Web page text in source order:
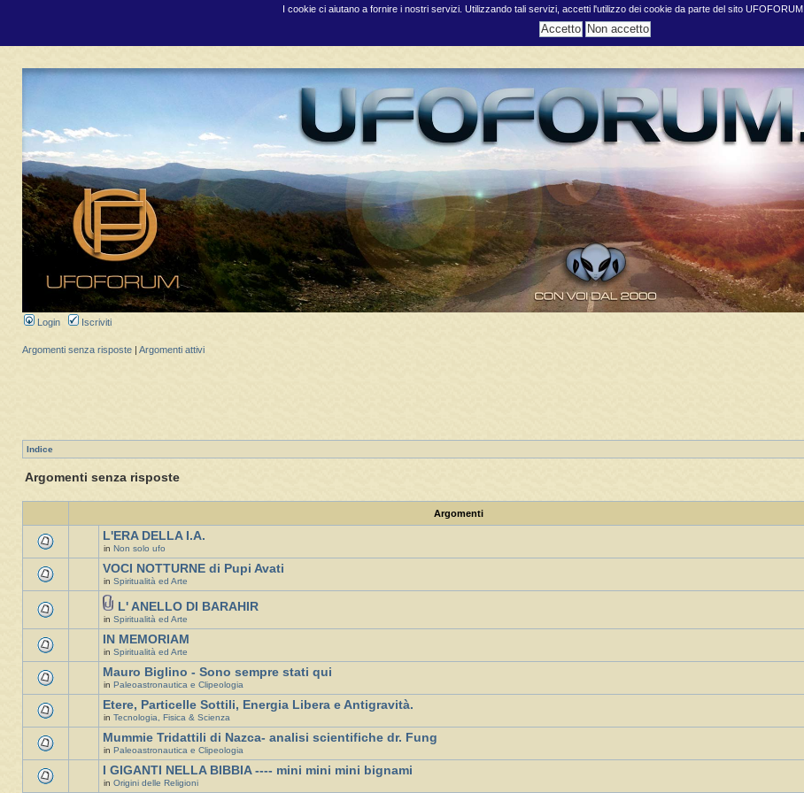
I cookie ci aiutano a fornire i nostri servizi. Utilizzando tali servizi, accetti l'utilizzo dei cookie da parte del sito UFOFORUM.
Login Iscriviti
Argomenti senza risposte Argomenti attivi
Indice
Argomenti senza risposte
Argomenti
L'ERA DELLA I.A.
in Non solo ufo
VOCI NOTTURNE di Pupi Avati
in Spiritualità ed Arte
L' ANELLO DI BARAHIR
in Spiritualità ed Arte
IN MEMORIAM
in Spiritualità ed Arte
Mauro Biglino - Sono sempre stati qui
in Paleoastronautica e Clipeologia
Etere, Particelle Sottili, Energia Libera e Antigravità.
in Tecnologia, Fisica & Scienza
Mummie Tridattili di Nazca- analisi scientifiche dr. Fung
in Paleoastronautica e Clipeologia
I GIGANTI NELLA BIBBIA ---- mini mini mini bignami
in Origini delle Religioni